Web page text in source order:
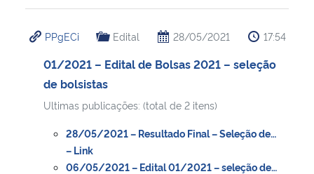
PPgECi Edital 28/05/2021 17:54
01/2021 – Edital de Bolsas 2021 – seleção
de bolsistas
Ultimas publicações: (total de 2 itens)
28/05/2021 – Resultado Final – Seleção de…
– Link
06/05/2021 – Edital 01/2021 – seleção de…